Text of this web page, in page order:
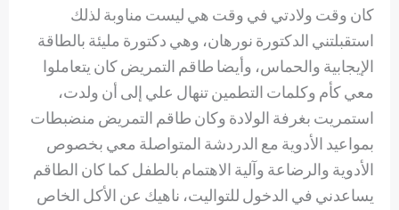
كان وقت ولادتي في وقت هي ليست مناوبة لذلك
استقبلتني الدكتورة نورهان، وهي دكتورة مليئة بالطاقة
الإيجابية والحماس، وأيضا طاقم التمريض كان يتعاملوا
معي كأم وكلمات التطمين تنهال علي إلى أن ولدت،
استمريت بغرفة الولادة وكان طاقم التمريض منضبطات
بمواعيد الأدوية مع الدردشة المتواصلة معي بخصوص
الأدوية والرضاعة وآلية الاهتمام بالطفل كما كان الطاقم
يساعدني في الدخول للتواليت، ناهيك عن الأكل الخاص